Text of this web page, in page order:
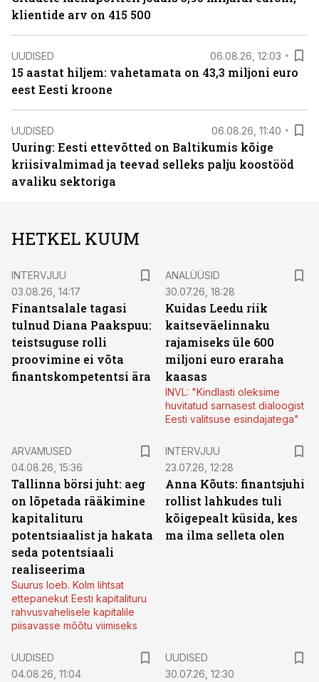
klientide arv on 415 500
UUDISED 06.08.26, 12:03
15 aastat hiljem: vahetamata on 43,3 miljoni euro
eest Eesti kroone
UUDISED 06.08.26, 11:40
Uuring: Eesti ettevõtted on Baltikumis kõige
kriisivalmimad ja teevad selleks palju koostööd
avaliku sektoriga
HETKEL KUUM
INTERVJUU
03.08.26, 14:17
Finantsalale tagasi
tulnud Diana Paakspuu:
teistsuguse rolli
proovimine ei võta
finantskompetentsi ära
ANALÜÜSID
30.07.26, 18:28
Kuidas Leedu riik
kaitseväelinnaku
rajamiseks üle 600
miljoni euro eraraha
kaasas
INVL: "Kindlasti oleksime
huvitatud sarnasest dialoogist
Eesti valitsuse esindajatega"
ARVAMUSED
04.08.26, 15:36
Tallinna börsi juht: aeg
on lõpetada rääkimine
kapitalituru
potentsiaalist ja hakata
seda potentsiaali
realiseerima
Suurus loeb. Kolm lihtsat
ettepanekut Eesti kapitalituru
rahvusvahelisele kapitalile
piisavasse mõõtu viimiseks
INTERVJUU
23.07.26, 12:28
Anna Kõuts: finantsjuhi
rollist lahkudes tuli
kõigepealt küsida, kes
ma ilma selleta olen
UUDISED
04.08.26, 11:04
UUDISED
30.07.26, 12:30